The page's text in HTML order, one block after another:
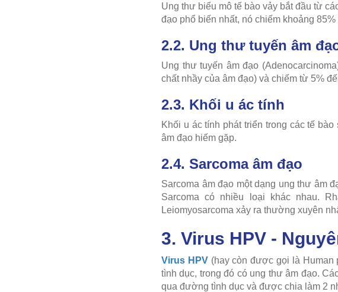
Ung thư biểu mô tế bào vảy bắt đầu từ
đạo phổ biến nhất, nó chiếm khoảng
2.2. Ung thư tuyến âm
Ung thư tuyến âm đạo
chất nhầy của âm đạo) và chiếm từ 5%
2.3. Khối u ác tính
Khối u ác tính phát triển trong các tế
âm đạo hiếm gặp.
2.4. Sarcoma âm đạo
Sarcoma âm đạo một dạng ung thư âm
Sarcoma có nhiều loại khác nhau.
Leiomyosarcoma xảy ra thường xuyên
3. Virus HPV -
Virus HPV(hay còn được gọi là Human
tình dục, trong đó có ung thư âm đạo.
qua đường tình dục và được chia làm 2